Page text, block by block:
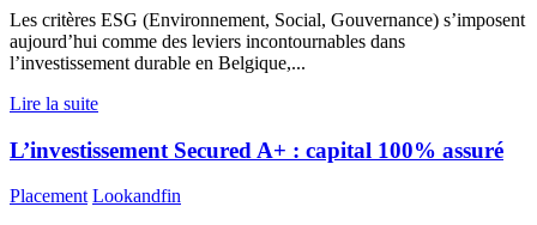
Les critères ESG (Environnement, Social, Gouvernance) s’imposent
aujourd’hui comme des leviers incontournables dans
l’investissement durable en Belgique,...
Lire la suite
L’investissement Secured A+ : capital 100% assuré
Placement Lookandfin